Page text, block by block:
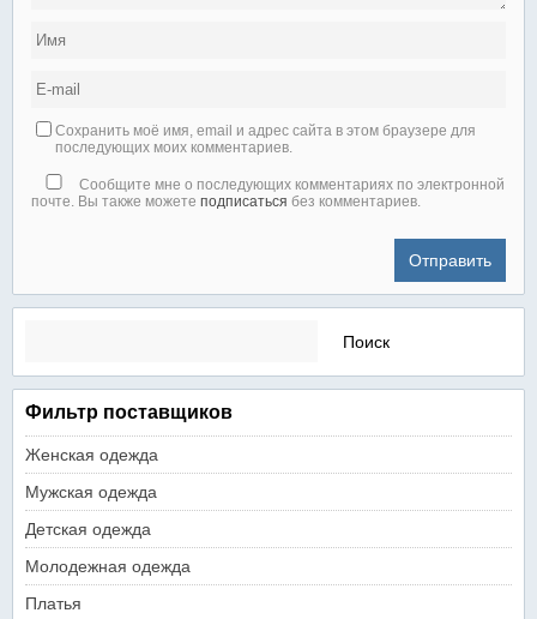
Сохранить моё имя, email и адрес сайта в этом браузере для
последующих моих комментариев.
Сообщите мне о последующих комментариях по электронной
почте. Вы также можете подписаться без комментариев.
Найти:
Фильтр поставщиков
Женская одежда
Мужская одежда
Детская одежда
Молодежная одежда
Платья